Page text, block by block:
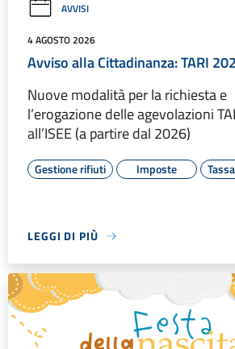
AVVISI
4 AGOSTO 2026
Avviso alla Cittadinanza: TARI
Nuove modalità per la richiesta e
l’erogazione delle agevolazioni
all’ISEE (a partire dal 2026)
Gestione rifiuti Imposte
LEGGI DI PIÙ